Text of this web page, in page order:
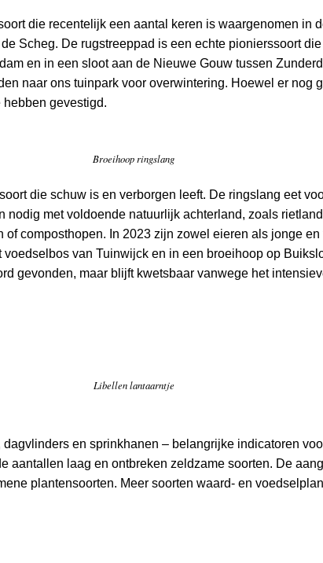
die recentelijk een aantal keren is waargenomen in
Scheg. De rugstreeppad is een echte pionierssoort
en in een sloot aan de Nieuwe Gouw tussen
naar ons tuinpark voor overwintering. Hoewel er nog
gevestigd.
Broeihoop ringslang
die schuw is en verborgen leeft. De ringslang eet
nodig met voldoende natuurlijk achterland, zoals
composthopen. In 2023 zijn zowel eieren als jonge
van Tuinwijck en in een broeihoop op
gevonden, maar blijft kwetsbaar vanwege het
Libellen lantaarntje
en sprinkhanen – belangrijke indicatoren
aantallen laag en ontbreken zeldzame soorten. De
plantensoorten. Meer soorten waard- en